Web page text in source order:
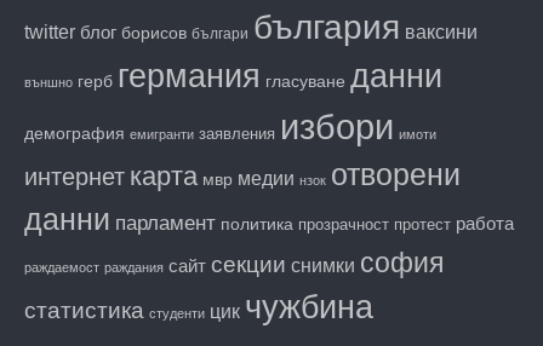
twitter блог борисов българи българия ваксини
външно герб германия гласуване данни
демография емигранти заявления избори имоти
интернет карта мвр медии нзок отворени
данни парламент политика прозрачност протест работа
раждаемост раждания сайт секции снимки софия
статистика студенти цик чужбина